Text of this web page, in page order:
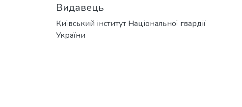
Видавець
Київський інститут Національної гвардії
України